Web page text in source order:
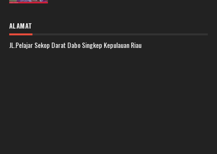
ALAMAT
JL.Pelajar Sekop Darat Dabo Singkep Kepulauan Riau